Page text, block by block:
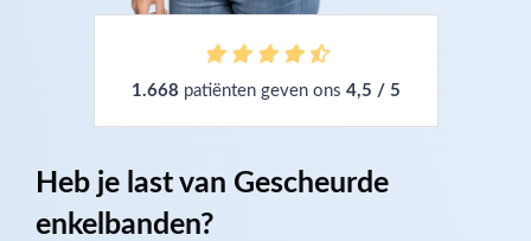
1.668 patiënten geven ons 4,5 / 5
Heb je last van Gescheurde
enkelbanden?